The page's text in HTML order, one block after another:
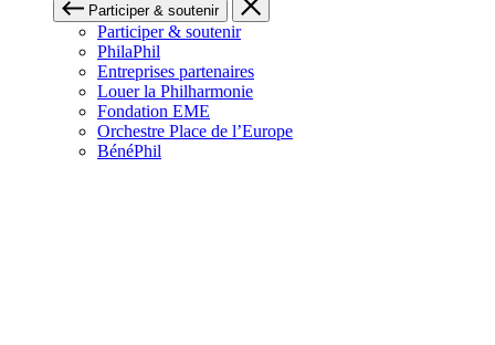
Participer & soutenir
Participer & soutenir
PhilaPhil
Entreprises partenaires
Louer la Philharmonie
Fondation EME
Orchestre Place de l’Europe
BénéPhil